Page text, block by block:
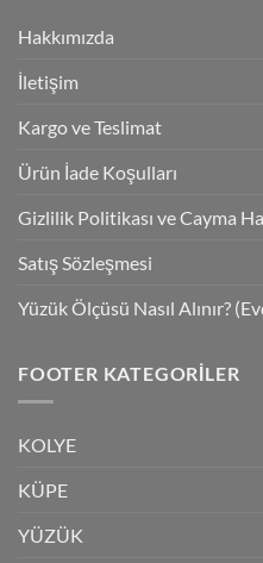
Hakkımızda
İletişim
Kargo ve Teslimat
Ürün İade Koşulları
Gizlilik Politikası ve Cayma
Satış Sözleşmesi
Yüzük Ölçüsü Nasıl Alınır?
FOOTER KATEGORILER
KOLYE
KÜPE
YÜZÜK